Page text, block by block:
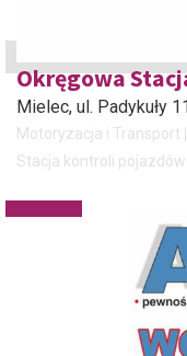
Okręgowa
Mielec, ul. Padykuły
Motoryzacja i Transport
Stacja kontroli pojazdów